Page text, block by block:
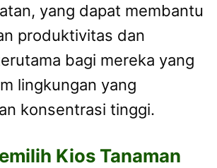
yang dapat membantu
produktivitas dan
bagi mereka yang
lingkungan yang
konsentrasi tinggi.
Kios Tanaman